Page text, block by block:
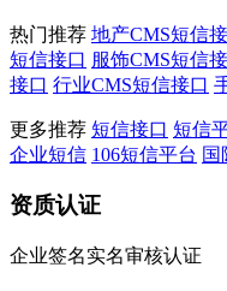
热门推荐 地产CMS短信
短信接口 服饰CMS短信
接口 行业CMS短信接口
更多推荐 短信接口 短信
企业短信 106短信平台 国
资质认证
企业签名实名审核认证